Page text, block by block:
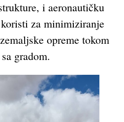
i aeronautičku
za minimiziranje
opreme tokom
gradom.